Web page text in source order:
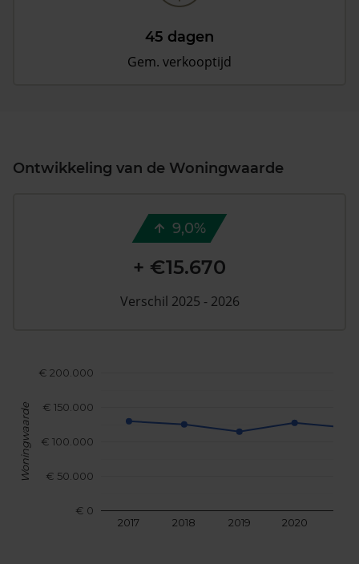
45 dagen
Gem. verkooptijd
Ontwikkeling van de Woningwaarde
2017 2018 2019 2020
€ 0
€ 50.000
€ 100.000
€ 150.000
€ 200.000
Woningwaarde
9,0%
+ €15.670
Verschil 2025 - 2026